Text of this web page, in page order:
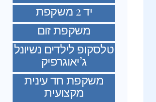
יד 2 משקפת
משקפת זום
טלסקופ לילדים נשיונל
ג’יאוגרפיק
משקפת חד עינית
מקצועית